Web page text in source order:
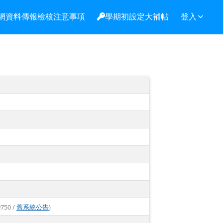
資料傳報檢核注意事項 學期初設定大補帖 登入
/舊系統公告)